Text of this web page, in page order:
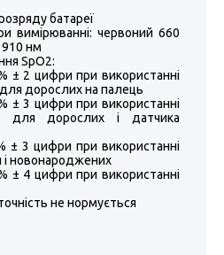
батареї
вимірюванні: червоний 660
нм
SpO2:
при використанні
дорослих на палець
при використанні
для дорослих і датчика
при використанні
і новонароджених
при використанні
не нормується